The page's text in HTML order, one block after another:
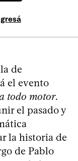
de
el evento
todo motor.
el pasado y
la historia de
de Pablo